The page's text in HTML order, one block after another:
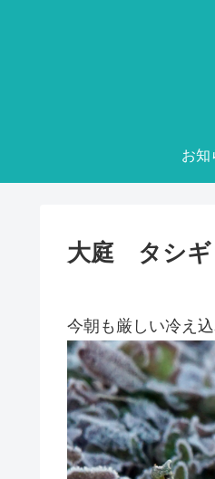
お知
大庭 タシ
今朝も厳しい冷え